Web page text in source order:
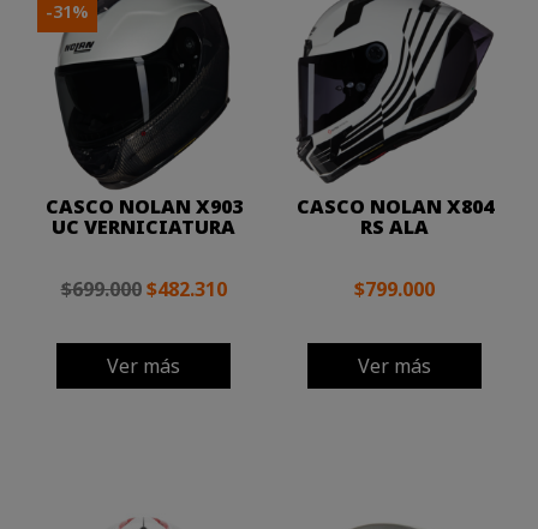
CASCO NOLAN X903
UC VERNICIATURA
$699.000 $482.310
Ver más
-31%
CASCO NOLAN X804
RS ALA
$799.000
Ver más